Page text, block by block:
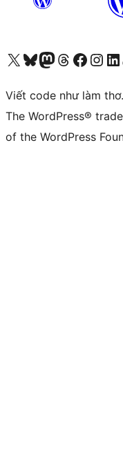
Truy cập tài khoản X (trước đây là Twitter) của chúng tôiVisit our Bluesky account
Visit our Mastodon account
Visit our Threads account
Xem trang Facebook của chúng tôiTruy cập tài khoản Instagram của chúng tôiTruy cập tài khoản LinkedIn
Viết code như làm thơ.
The WordPress®
of the WordPress